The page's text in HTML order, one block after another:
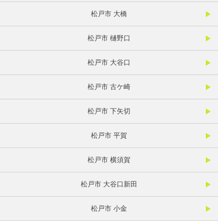
松戸市 大橋
松戸市 樋野口
松戸市 大谷口
松戸市 古ケ崎
松戸市 下矢切
松戸市 平賀
松戸市 横須賀
松戸市 大谷口新田
松戸市 小金